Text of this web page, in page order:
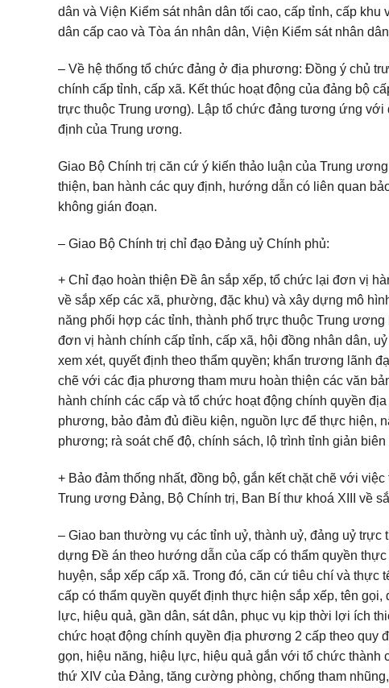
dân và Viện Kiểm sát nhân dân tối cao, cấp tỉnh, cấp
dân cấp cao và Tòa án nhân dân, Viện Kiểm sát nhân
– Về hệ thống tổ chức đảng ở địa phương: Đồng ý chủ
chính cấp tỉnh, cấp xã. Kết thúc hoạt động của đảng bộ
trực thuộc Trung ương). Lập tổ chức đảng tương ứng
định của Trung ương.
Giao Bộ Chính trị căn cứ ý kiến thảo luận của Trung
thiện, ban hành các quy định, hướng dẫn có liên quan
không gián đoạn.
– Giao Bộ Chính trị chỉ đạo Đảng uỷ Chính phủ:
+ Chỉ đạo hoàn thiện Đề ân sắp xếp, tổ chức lại đơn vị
về sắp xếp các xã, phường, đặc khu) và xây dựng mô
năng phối hợp các tỉnh, thành phố trực thuộc Trung
đơn vị hành chính cấp tỉnh, cấp xã, hội đồng nhân dân,
xem xét, quyết định theo thẩm quyền; khẩn trương lãnh
chẽ với các địa phương tham mưu hoàn thiện các văn
hành chính các cấp và tổ chức hoạt động chính quyền
phương, bảo đảm đủ điều kiện, nguồn lực để thực hiện,
phương; rà soát chế độ, chính sách, lộ trình tỉnh giản
+ Bảo đảm thống nhất, đồng bộ, gắn kết chặt chẽ với
Trung ương Đảng, Bộ Chính trị, Ban Bí thư khoá XIII về
– Giao ban thường vụ các tỉnh uỷ, thành uỷ, đảng uỷ
dựng Đề án theo hướng dẫn của cấp có thẩm quyền
huyện, sắp xếp cấp xã. Trong đó, căn cứ tiêu chí và
cấp có thẩm quyền quyết định thực hiện sắp xếp, tên
lực, hiệu quả, gần dân, sát dân, phục vụ kịp thời lợi ích
chức hoạt động chính quyền địa phương 2 cấp theo quy
gọn, hiệu năng, hiệu lực, hiệu quả gắn với tổ chức
thứ XIV của Đảng, tăng cường phòng, chống tham